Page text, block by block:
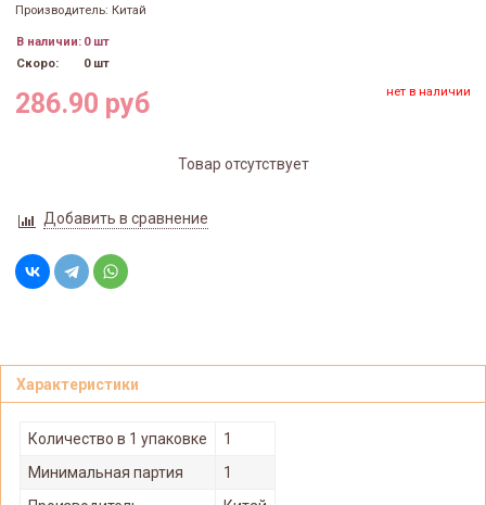
Производитель: Китай
В наличии: 0 шт
Скоро:
0 шт
286.90 руб нет в наличии
Товар отсутствует
Добавить в сравнение
Характеристики
Количество в 1 упаковке
1
Минимальная партия
1